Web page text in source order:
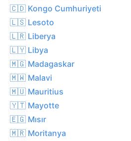
🇨🇩 Kongo Cumhuriyeti
🇱🇸 Lesoto
🇱🇷 Liberya
🇱🇾 Libya
🇲🇬 Madagaskar
🇲🇼 Malavi
🇲🇺 Mauritius
🇾🇹 Mayotte
🇪🇬 Mısır
🇲🇷 Moritanya